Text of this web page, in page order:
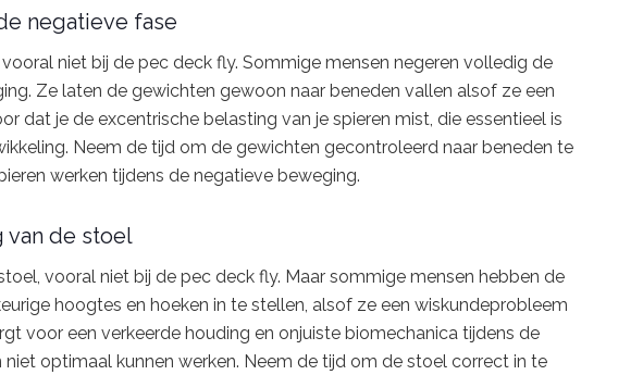
negatieve fase
niet bij de pec deck fly. Sommige mensen negeren volledig de
Ze laten de gewichten gewoon naar beneden vallen alsof ze een
dat je de excentrische belasting van je spieren mist, die essentieel is
Neem de tijd om de gewichten gecontroleerd naar beneden te
werken tijdens de negatieve beweging.
van de stoel
vooral niet bij de pec deck fly. Maar sommige mensen hebben de
hoogtes en hoeken in te stellen, alsof ze een wiskundeprobleem
voor een verkeerde houding en onjuiste biomechanica tijdens de
niet optimaal kunnen werken. Neem de tijd om de stoel correct in te